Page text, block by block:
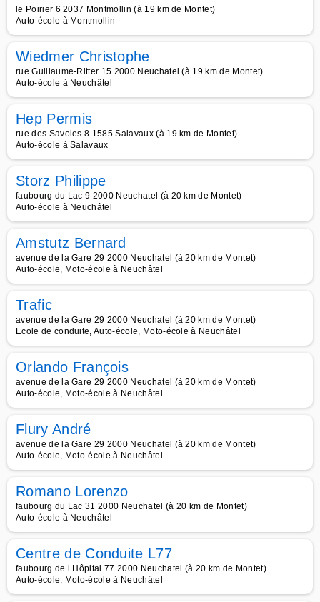
le Poirier 6 2037 Montmollin (à 19 km de Montet)
Auto-école à Montmollin
Wiedmer Christophe
rue Guillaume-Ritter 15 2000 Neuchatel (à 19 km de Montet)
Auto-école à Neuchâtel
Hep Permis
rue des Savoies 8 1585 Salavaux (à 19 km de Montet)
Auto-école à Salavaux
Storz Philippe
faubourg du Lac 9 2000 Neuchatel (à 20 km de Montet)
Auto-école à Neuchâtel
Amstutz Bernard
avenue de la Gare 29 2000 Neuchatel (à 20 km de Montet)
Auto-école, Moto-école à Neuchâtel
Trafic
avenue de la Gare 29 2000 Neuchatel (à 20 km de Montet)
Ecole de conduite, Auto-école, Moto-école à Neuchâtel
Orlando François
avenue de la Gare 29 2000 Neuchatel (à 20 km de Montet)
Auto-école, Moto-école à Neuchâtel
Flury André
avenue de la Gare 29 2000 Neuchatel (à 20 km de Montet)
Auto-école, Moto-école à Neuchâtel
Romano Lorenzo
faubourg du Lac 31 2000 Neuchatel (à 20 km de Montet)
Auto-école à Neuchâtel
Centre de Conduite L77
faubourg de l Hôpital 77 2000 Neuchatel (à 20 km de Montet)
Auto-école, Moto-école à Neuchâtel